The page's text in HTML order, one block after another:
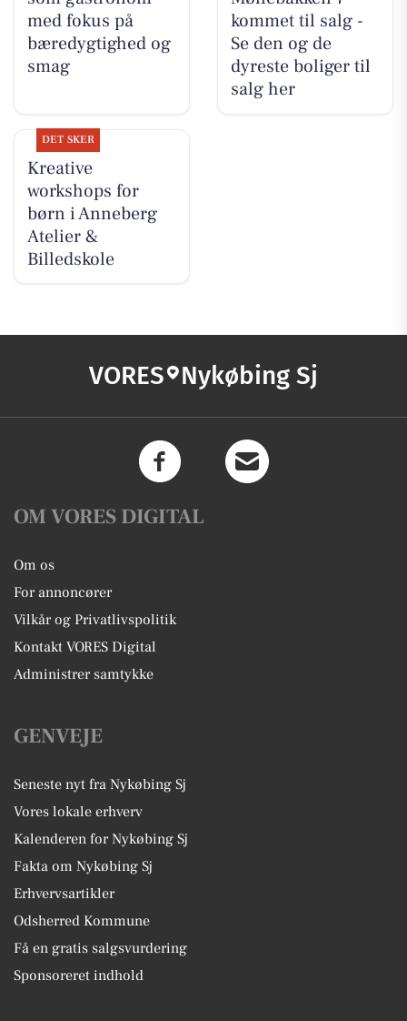
med fokus på
bæredygtighed og
smag
kommet til salg -
Se den og de
dyreste boliger til
salg her
DET SKER
Kreative
workshops for
børn i Anneberg
Atelier &
Billedskole
VORES Nykøbing Sj
OM VORES DIGITAL
Om os
For annoncører
Vilkår og Privatlivspolitik
Kontakt VORES Digital
Administrer samtykke
GENVEJE
Seneste nyt fra Nykøbing Sj
Vores lokale erhverv
Kalenderen for Nykøbing Sj
Fakta om Nykøbing Sj
Erhvervsartikler
Odsherred Kommune
Få en gratis salgsvurdering
Sponsoreret indhold